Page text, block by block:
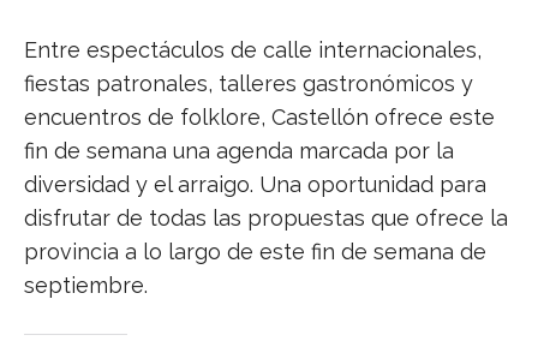
Entre espectáculos de calle internacionales,
fiestas patronales, talleres gastronómicos y
encuentros de folklore, Castellón ofrece este
fin de semana una agenda marcada por la
diversidad y el arraigo. Una oportunidad para
disfrutar de todas las propuestas que ofrece la
provincia a lo largo de este fin de semana de
septiembre.